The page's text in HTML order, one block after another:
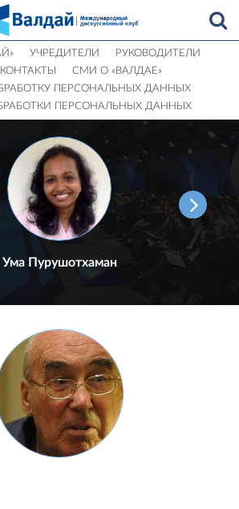
УЧРЕДИТЕЛИ
РУКОВОДИТЕЛИ
КОНТАКТЫ
СМИ О «ВАЛДАЕ»
ПЕРСОНАЛЬНЫХ ДАННЫХ
ПЕРСОНАЛЬНЫХ ДАННЫХ
Ума Пурушотхаман